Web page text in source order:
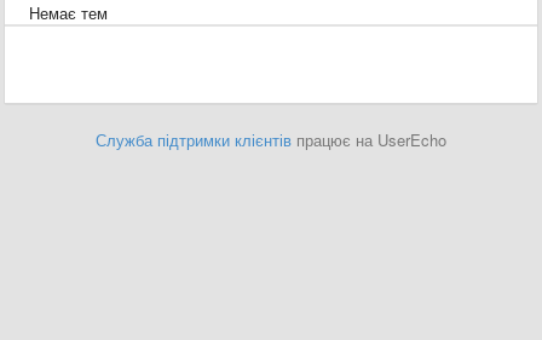
Немає тем
Служба підтримки клієнтів працює на UserEcho